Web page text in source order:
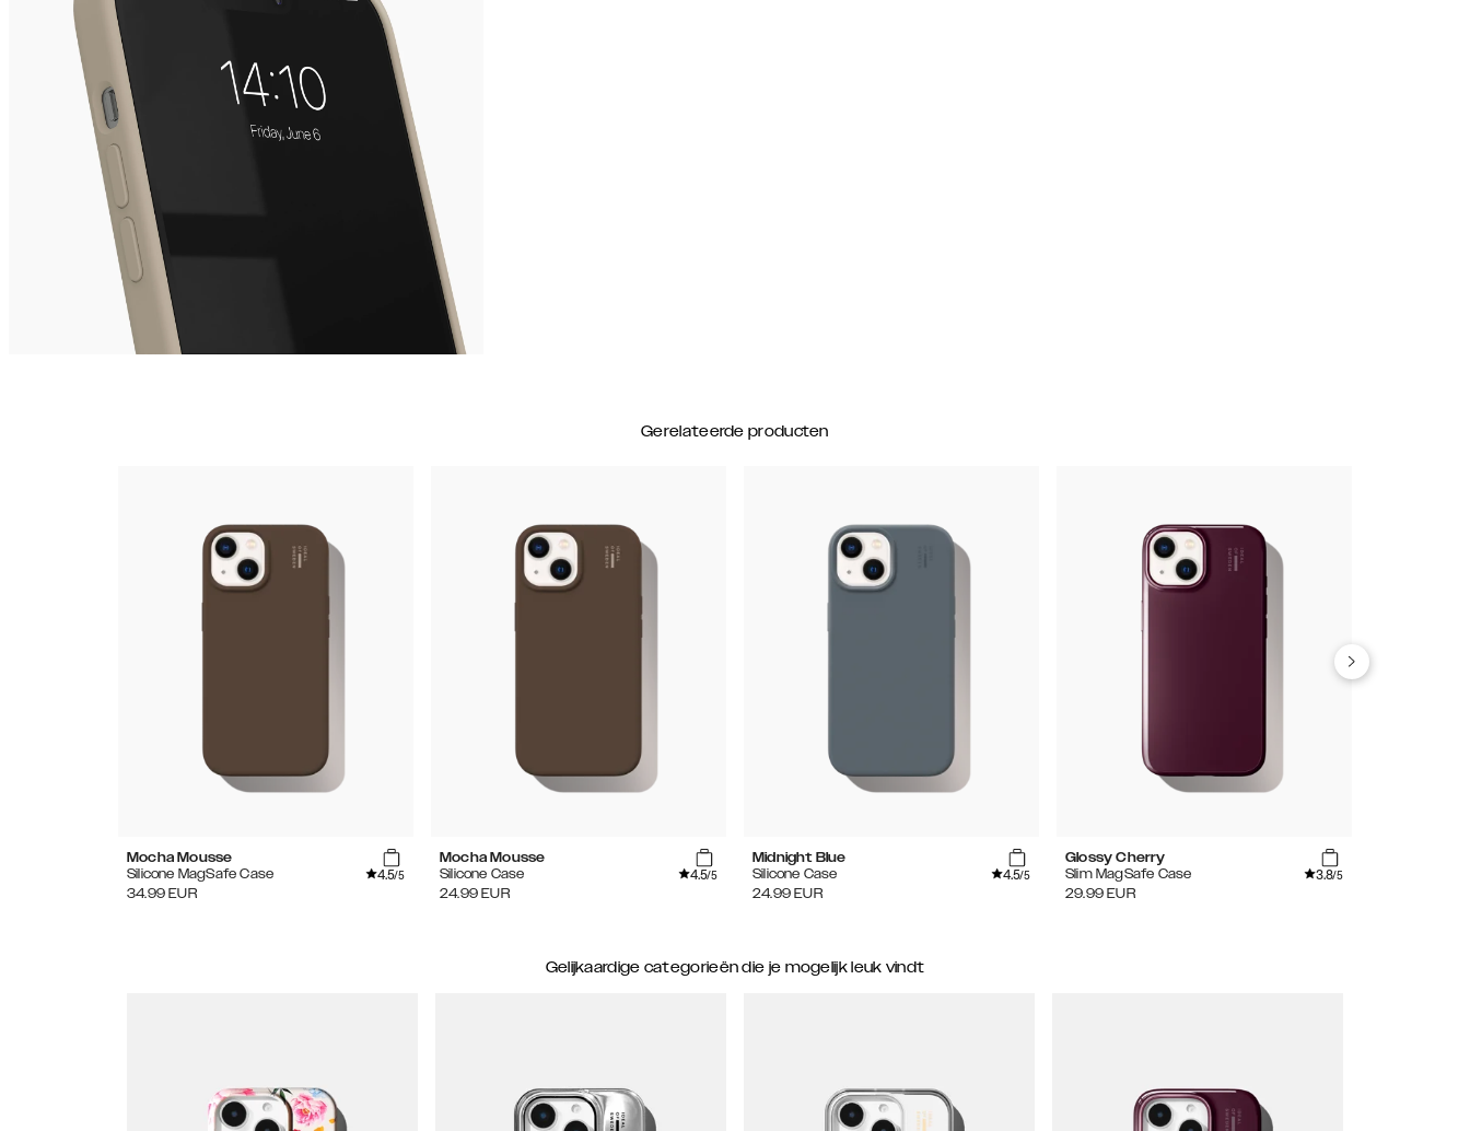
Gerelateerde producten
Mocha Mousse
Silicone MagSafe Case
4.5/5
34.99 EUR
Mocha Mousse
Silicone Case
4.5/5
24.99 EUR
Midnight Blue
Silicone Case
4.5/5
24.99 EUR
Glossy Cherry
Slim MagSafe Case
3.8/5
29.99 EUR
Gelijkaardige categorieën die je mogelijk leuk vindt